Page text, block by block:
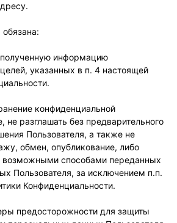
полученную информацию
указанных в п. 4 настоящей
конфиденциальной
не разглашать без предварительного
Пользователя, а также не
обмен, опубликование, либо
возможными способами переданных
Пользователя, за исключением п.п.
Конфиденциальности.
предосторожности для защиты